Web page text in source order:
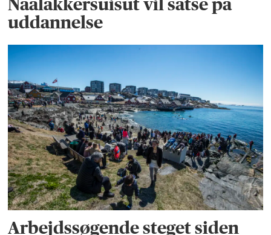
Naalakkersuisut vil satse på
uddannelse
Arbejdssøgende steget siden